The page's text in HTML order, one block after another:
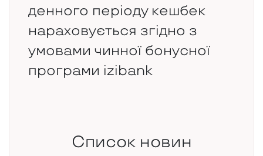
денного періоду кешбек
нараховується згідно з
умовами чинної бонусної
програми izibank
Список новин